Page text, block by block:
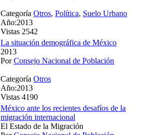
Categoría Otros, Política, Suelo Urbano
Año:2013
Vistas 2542
La situación demográfica de México
2013
PorConsejo Nacional de Población
Categoría Otros
Año:2013
Vistas 4190
México ante los recientes desafíos de la
migración internacional
El Estado de la Migración